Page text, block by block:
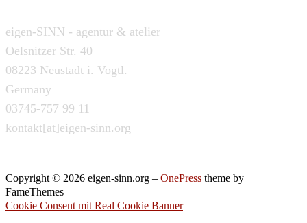
eigen-SINN - agentur & atelier
Oelsnitzer Str. 40
08223 Neustadt i. Vogtl.
Germany
03745-757 99 11
kontakt[at]eigen-sinn.org
Copyright © 2026 eigen-sinn.org – OnePress theme by
FameThemes
Cookie Consent mit Real Cookie Banner